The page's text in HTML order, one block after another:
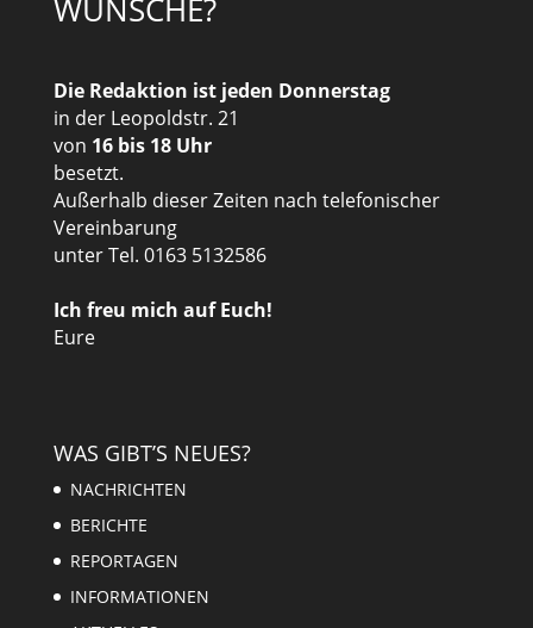
WÜNSCHE?
Die Redaktion ist jeden Donnerstag
in der Leopoldstr. 21
von 16 bis 18 Uhr
besetzt.
Außerhalb dieser Zeiten nach telefonischer
Vereinbarung
unter Tel. 0163 5132586
Ich freu mich auf Euch!
Eure
WAS GIBT’S NEUES?
NACHRICHTEN
BERICHTE
REPORTAGEN
INFORMATIONEN